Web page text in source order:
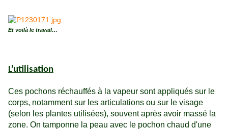
Et voilà le travail…
L'utilisation
Ces pochons réchauffés à la vapeur sont appliqués sur le
corps, notamment sur les articulations ou sur le visage
(selon les plantes utilisées), souvent après avoir massé la
zone. On tamponne la peau avec le pochon chaud d'une